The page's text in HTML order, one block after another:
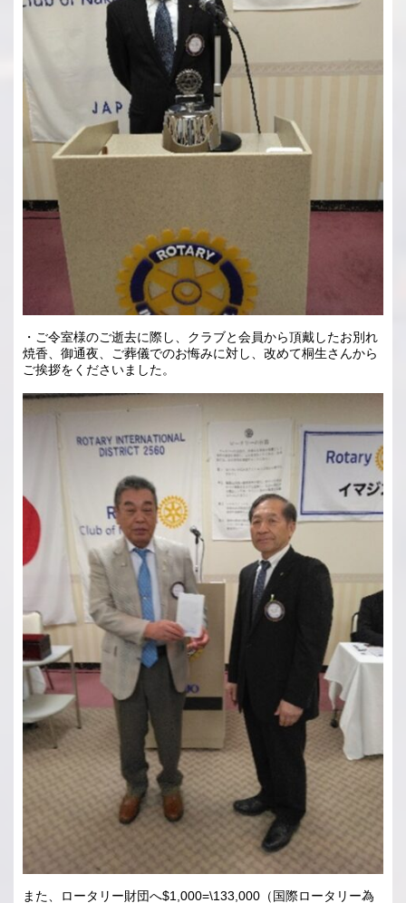
・ご令室様のご逝去に際し、クラブと会員から頂戴したお別れ
焼香、御通夜、ご葬儀でのお悔みに対し、改めて桐生さんから
ご挨拶をくださいました。
また、ロータリー財団へ$1,000=\133,000（国際ロータリー為